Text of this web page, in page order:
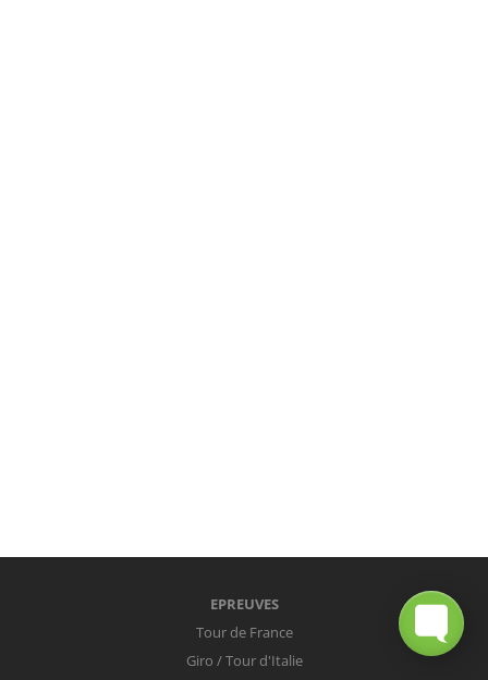
EPREUVES
Tour de France
Giro / Tour d'Italie